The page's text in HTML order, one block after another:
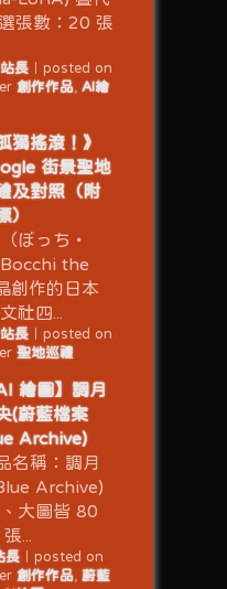
張數：20 張
長｜ posted on
創作作品, AI繪
獨搖滾！》
街景聖地
及對照（附
）
ぼっち・
the
創作的日本
社四...
長｜ posted on
聖地巡禮
繪圖】調月
(蔚藍檔案
Archive)
名稱：調月
Archive)
大圖皆 80
...
長｜ posted on
創作作品, 蔚藍